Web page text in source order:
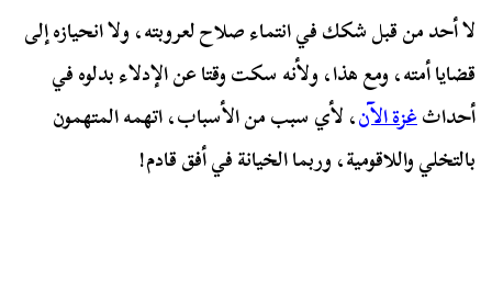
لا أحد من قبل شكك في انتماء صلاح لعروبته، ولا انحيازه إلى
قضايا أمته، ومع هذا، ولأنه سكت وقتا عن الإدلاء بدلوه في
أحداثغزة الآن، لأي سبب من الأسباب، اتهمه المتهمون
بالتخلي واللاقومية، وربما الخيانة في أفق قادم!